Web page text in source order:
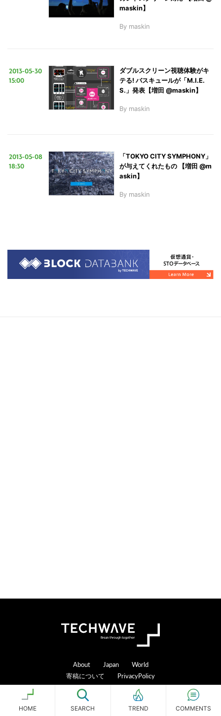
maskin】
By maskin
2013-05-30
15:00
ダブルスクリーン視聴体験がキ
テる! バスキュールが「M.I.E.
S.」発表【増田 @maskin】
By maskin
2013-05-08
18:30
「TOKYO CITY SYMPHONY」
が与えてくれたもの 【増田 @m
askin】
By maskin
Footer
About Japan
World
寄稿について
PrivacyPolicy
[footer_backtotop]
HOME SEARCH TREND COMMENTS